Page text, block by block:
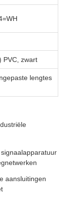
PVC, zwart
lengtes
aansluitingen